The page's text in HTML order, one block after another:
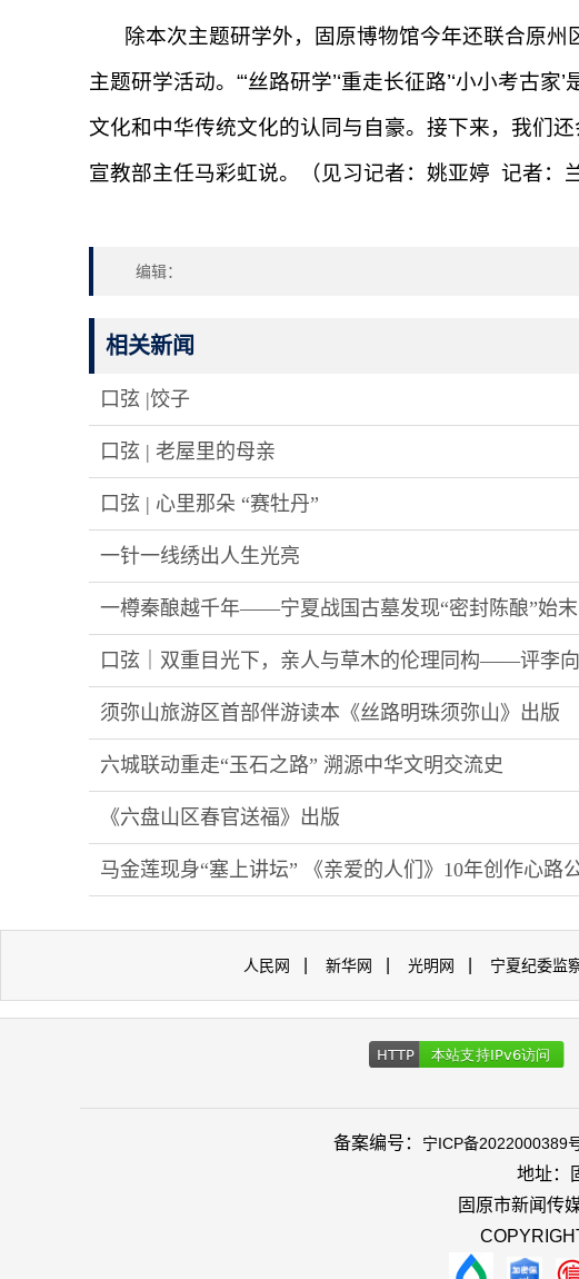
除本次主题研学外，固原博物馆今年还联合原州
主题研学活动。“‘丝路研学’‘重走长征路’‘小小考
文化和中华传统文化的认同与自豪。接下来，我们
宣教部主任马彩虹说。（见习记者：姚亚婷 记者：
编辑：
相关新闻
口弦 |饺子
口弦 | 老屋里的母亲
口弦 | 心里那朵 “赛牡丹”
一针一线绣出人生光亮
一樽秦酿越千年——宁夏战国古墓发现“密封陈酿”始末
口弦｜双重目光下，亲人与草木的伦理同构——评李向
须弥山旅游区首部伴游读本《丝路明珠须弥山》出版
六城联动重走“玉石之路” 溯源中华文明交流史
《六盘山区春官送福》出版
马金莲现身“塞上讲坛” 《亲爱的人们》10年创作心路
人民网 新华网 光明网 宁夏纪委监
备案编号： 宁ICP备2022000389
地址：
固原市新闻传